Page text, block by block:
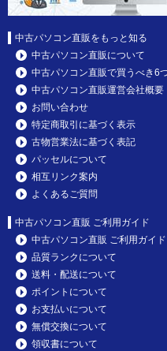
中古パソコン直販をもっと知る
中古パソコン直販について
中古パソコン直販で買うべき6
中古パソコン直販運営会社概要
お問い合わせ
特定商取引に基づく表示
古物営業法に基づく表記
パッセルについて
相互リンク案内
よくあるご質問
中古パソコン直販 ご利用ガイド
中古パソコン直販 ご利用ガイド
品質ランクについて
送料・配送について
ポイントについて
お支払いについて
無償交換について
領収書について